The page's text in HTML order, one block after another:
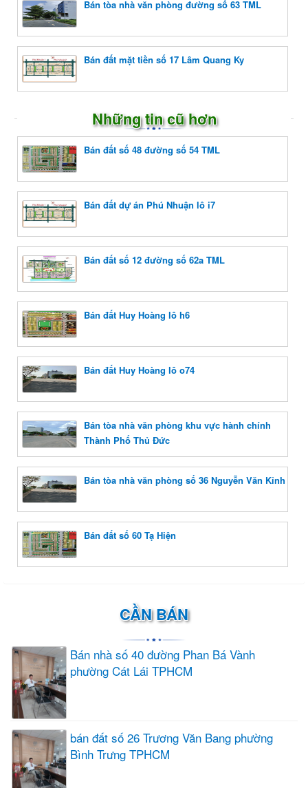
Bán tòa nhà văn phòng đường số 63 TML
Bán đất mặt tiền số 17 Lâm Quang Ky
Những tin cũ hơn
Bán đất số 48 đường số 54 TML
Bán đất dự án Phú Nhuận lô i7
Bán đất số 12 đường số 62a TML
Bán đất Huy Hoàng lô h6
Bán đất Huy Hoàng lô o74
Bán tòa nhà văn phòng khu vực hành chính
Thành Phố Thủ Đức
Bán tòa nhà văn phòng số 36 Nguyễn Văn Kỉnh
Bán đất số 60 Tạ Hiện
CẦN BÁN
Bán nhà số 40 đường Phan Bá Vành
phường Cát Lái TPHCM
bán đất số 26 Trương Văn Bang phường
Bình Trưng TPHCM